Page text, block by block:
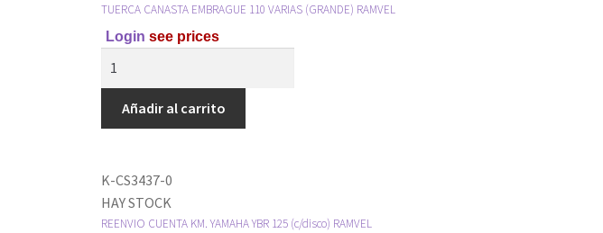
TUERCA CANASTA EMBRAGUE 110 VARIAS (GRANDE) RAMVEL
Login see prices
Añadir al carrito
K-CS3437-0
HAY STOCK
REENVIO CUENTA KM. YAMAHA YBR 125 (c/disco) RAMVEL